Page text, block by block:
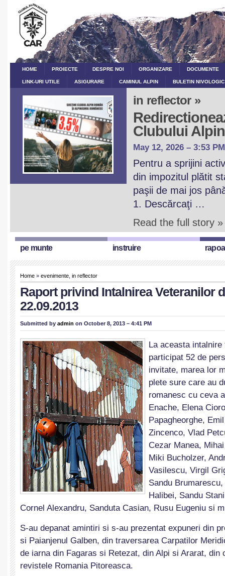
HOME PROIECTE DESPRE NOI ORGANIZARE DOCUMENTE
LINK-URI UTILE ASIGURARE CAMINUL ALPIN BULETIN
in reflector »
Clubului
May 12, 2026 – 3:53 PM
Pentru a sprijini
din impozitul plătit
paşii de mai jos
1. Descărcaţi …
Read the full story »
pe munte instruire
Home » evenimente in reflector
Raport privind Intalnirea Veteranilor
22.09.2013
Submitted by admin on October 8, 2013 – 4:41 PM
La aceasta intalnire
participat 52 de
invitate, marea lor
plete sure care au
romanesc cu ceva
Enache, Elena
Papagheorghe,
Zincenco, Vlad
Cezar Manea,
Miki Bucholzer,
Vasilescu, Virgil
Sandu
Halibei, Sandu
Cornel Alexandru, Sanduta Casian, Rusu Eugeniu si
S-au depanat amintiri si s-au prezentat expuneri din
si Paianjenul Galben, din traversarea Carpatilor
de iarna din Fagaras si Retezat, din Alpi si Ararat, din
revistele Romania Pitoreasca.